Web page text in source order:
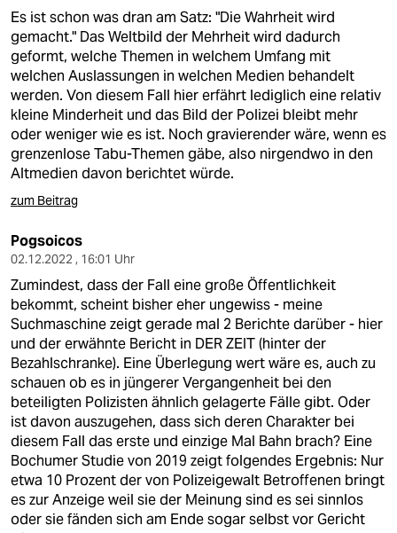
Es ist schon was dran am Satz: "Die Wahrheit wird
gemacht." Das Weltbild der Mehrheit wird dadurch
geformt, welche Themen in welchem Umfang mit
welchen Auslassungen in welchen Medien behandelt
werden. Von diesem Fall hier erfährt lediglich eine relativ
kleine Minderheit und das Bild der Polizei bleibt mehr
oder weniger wie es ist. Noch gravierender wäre, wenn es
grenzenlose Tabu-Themen gäbe, also nirgendwo in den
Altmedien davon berichtet würde.
zum Beitrag
Pogsoicos
02.12.2022 , 16:01 Uhr
Zumindest, dass der Fall eine große Öffentlichkeit
bekommt, scheint bisher eher ungewiss - meine
Suchmaschine zeigt gerade mal 2 Berichte darüber - hier
und der erwähnte Bericht in DER ZEIT (hinter der
Bezahlschranke). Eine Überlegung wert wäre es, auch zu
schauen ob es in jüngerer Vergangenheit bei den
beteiligten Polizisten ähnlich gelagerte Fälle gibt. Oder
ist davon auszugehen, dass sich deren Charakter bei
diesem Fall das erste und einzige Mal Bahn brach? Eine
Bochumer Studie von 2019 zeigt folgendes Ergebnis: Nur
etwa 10 Prozent der von Polizeigewalt Betroffenen bringt
es zur Anzeige weil sie der Meinung sind es sei sinnlos
oder sie fänden sich am Ende sogar selbst vor Gericht